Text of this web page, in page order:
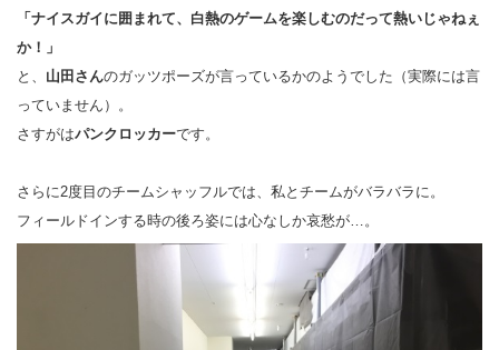
「ナイスガイに囲まれて、白熱のゲームを楽しむのだって熱いじゃねぇ
か！」
と、 山田さんのガッツポーズが言っているかのようでした（実際には言
っていません）。
さすがはパンクロッカーです。
さらに2度目のチームシャッフルでは、私とチームがバラバラに。
フィールドインする時の後ろ姿には心なしか哀愁が…。